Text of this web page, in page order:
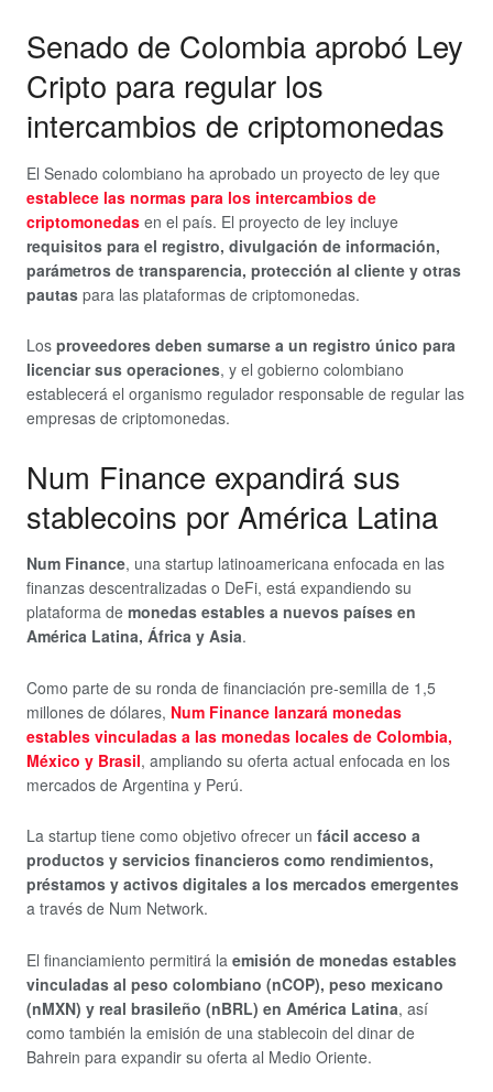
Senado de Colombia aprobó Ley
Cripto para regular los
intercambios de criptomonedas
El Senado colombiano ha aprobado un proyecto de ley que
establece las normas para los intercambios de
criptomonedas en el país. El proyecto de ley incluye
requisitos para el registro, divulgación de información,
parámetros de transparencia, protección al cliente y otras
pautas para las plataformas de criptomonedas.
Los proveedores deben sumarse a un registro único para
licenciar sus operaciones, y el gobierno colombiano
establecerá el organismo regulador responsable de regular las
empresas de criptomonedas.
Num Finance expandirá sus
stablecoins por América Latina
Num Finance, una startup latinoamericana enfocada en las
finanzas descentralizadas o DeFi, está expandiendo su
plataforma de monedas estables a nuevos países en
América Latina, África y Asia.
Como parte de su ronda de financiación pre-semilla de 1,5
millones de dólares, Num Finance lanzará monedas
estables vinculadas a las monedas locales de Colombia,
México y Brasil, ampliando su oferta actual enfocada en los
mercados de Argentina y Perú.
La startup tiene como objetivo ofrecer un fácil acceso a
productos y servicios financieros como rendimientos,
préstamos y activos digitales a los mercados emergentes
a través de Num Network.
El financiamiento permitirá la emisión de monedas estables
vinculadas al peso colombiano (nCOP), peso mexicano
(nMXN) y real brasileño (nBRL) en América Latina, así
como también la emisión de una stablecoin del dinar de
Bahrein para expandir su oferta al Medio Oriente.